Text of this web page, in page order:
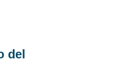
del